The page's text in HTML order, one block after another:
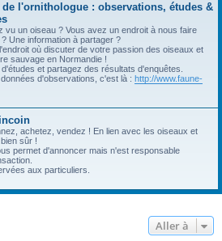
de l'ornithologue : observations, études &
vu un oiseau ? Vous avez un endroit à nous faire
Une information à partager ?
où discuter de votre passion des oiseaux et
sauvage en Normandie !
et partagez des résultats d'enquêtes.
d'observations, c'est là : http://www.faune-
achetez, vendez ! En lien avec les oiseaux et
sûr !
permet d'annoncer mais n'est responsable
aux particuliers.
Aller à